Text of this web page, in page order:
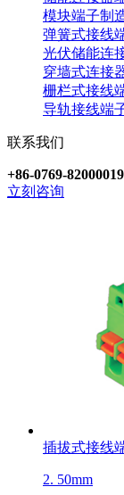
模块端子制
弹簧式接线
光伏储能连
穿墙式连接
栅栏式接线
导轨接线端
联系我们
+86-0769-82000019
立刻咨询
插拔式接线
2. 50mm